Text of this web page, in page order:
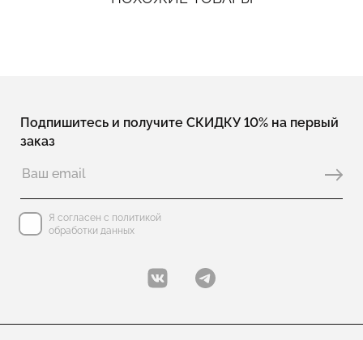
Подпишитесь и получите СКИДКУ 10% на первый
заказ
Я согласен с политикой
обработки данных